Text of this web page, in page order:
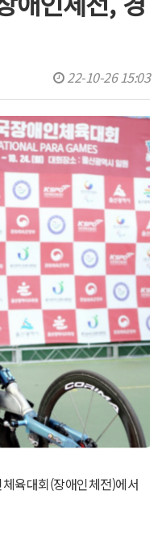
22-10-26 15:03
육대회(장애인체전)에서